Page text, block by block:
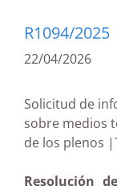
R1094/2025
22/04/2026
Solicitud de
sobre medios
de los
Resolución